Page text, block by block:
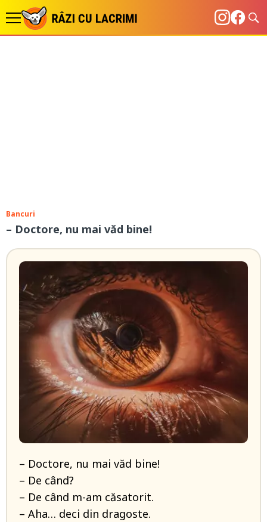
Bancuri
– Doctore, nu mai văd bine!
– Doctore, nu mai văd bine!
– De când?
– De când m-am căsatorit.
– Aha… deci din dragoste.